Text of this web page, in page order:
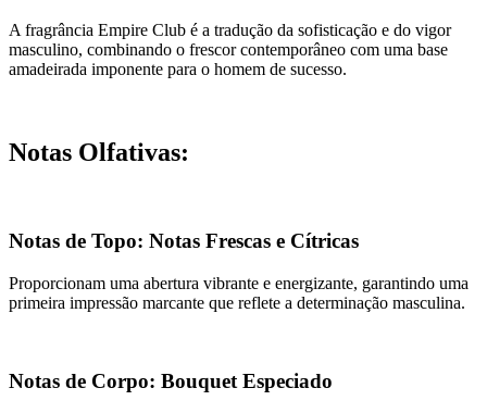
A fragrância Empire Club é a tradução da sofisticação e do vigor
masculino, combinando o frescor contemporâneo com uma base
amadeirada imponente para o homem de sucesso.
Notas Olfativas:
Notas de Topo: Notas Frescas e Cítricas
Proporcionam uma abertura vibrante e energizante, garantindo uma
primeira impressão marcante que reflete a determinação masculina.
Notas de Corpo: Bouquet Especiado